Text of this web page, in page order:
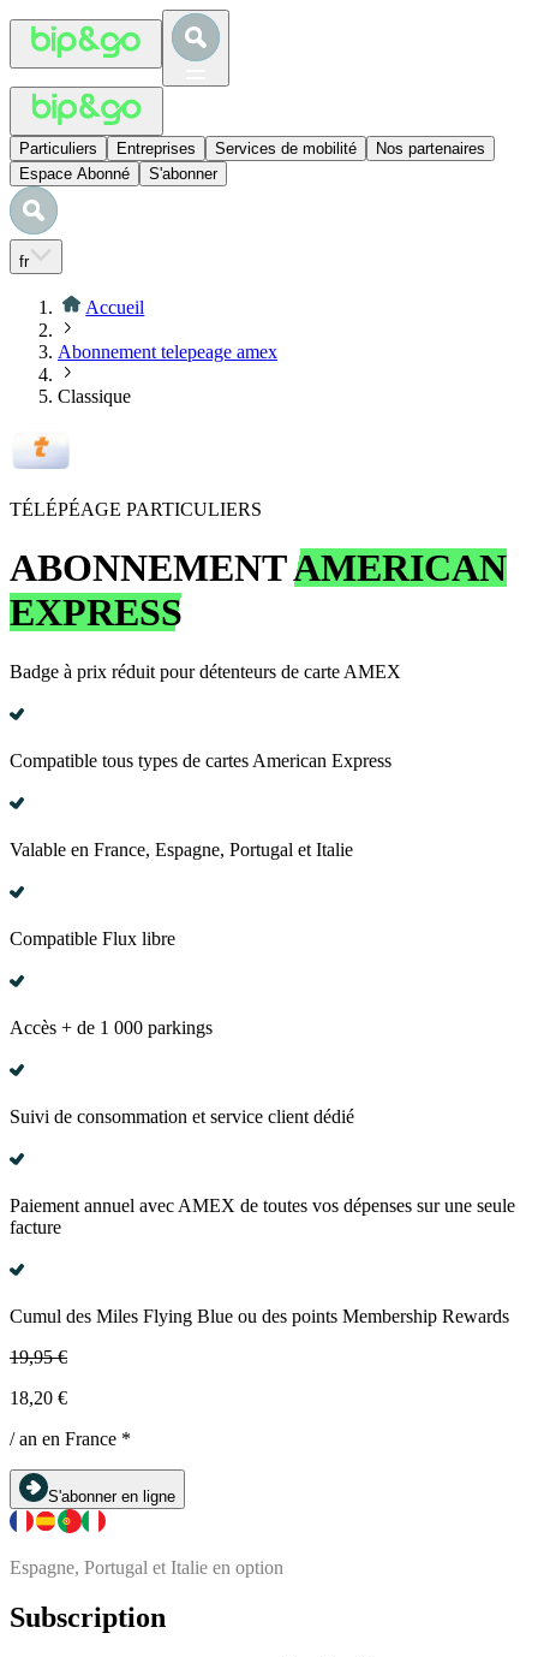
Particuliers Entreprises Services de mobilité
Nos partenaires
Espace Abonné
S'abonner
fr
Accueil
Abonnement telepeage amex
Classique
TÉLÉPÉAGE PARTICULIERS
ABONNEMENTAMERICAN
EXPRESS
Badge à prix réduit pour détenteurs de carte AMEX
Compatible tous types de cartes American Express
Valable en France, Espagne, Portugal et Italie
Compatible Flux libre
Accès + de 1 000 parkings
Suivi de consommation et service client dédié
Paiement annuel avec AMEX de toutes vos dépenses sur une seule
facture
Cumul des Miles Flying Blue ou des points Membership Rewards
19,95 €
18,20 €
/ an en France *
S'abonner en ligne
Espagne, Portugal et Italie en option
Subscription